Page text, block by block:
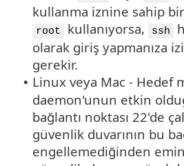
kullanma iznine sahip bir
root kullanıyorsa, ssh
olarak giriş yapmanıza
gerekir.
• Linux veya Mac - Hedef
daemon'unun etkin
bağlantı noktası 22'de
güvenlik duvarının bu
engellemediğinden